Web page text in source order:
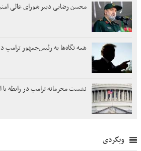
محسن رضایی دبیر شورای عالی
همه نگاه‌ها به رئیس‌جمهور
نشست محرمانه ترامپ در رابطه با
وبگردی